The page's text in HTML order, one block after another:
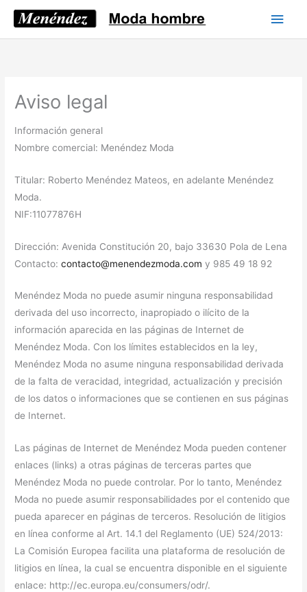
contenido
Aviso legal
Información general
Nombre comercial: Menéndez Moda
Titular: Roberto Menéndez Mateos, en adelante Menéndez
Moda.
NIF:11077876H
Dirección: Avenida Constitución 20, bajo 33630 Pola de Lena
Contacto:contacto@menendezmoda.com y 985 49 18 92
Menéndez Moda no puede asumir ninguna responsabilidad
derivada del uso incorrecto, inapropiado o ilícito de la
información aparecida en las páginas de Internet de
Menéndez Moda. Con los límites establecidos en la ley,
Menéndez Moda no asume ninguna responsabilidad derivada
de la falta de veracidad, integridad, actualización y precisión
de los datos o informaciones que se contienen en sus páginas
de Internet.
Las páginas de Internet de Menéndez Moda pueden contener
enlaces (links) a otras páginas de terceras partes que
Menéndez Moda no puede controlar. Por lo tanto, Menéndez
Moda no puede asumir responsabilidades por el contenido que
pueda aparecer en páginas de terceros. Resolución de litigios
en línea conforme al Art. 14.1 del Reglamento (UE) 524/2013:
La Comisión Europea facilita una plataforma de resolución de
litigios en línea, la cual se encuentra disponible en el siguiente
enlace: http://ec.europa.eu/consumers/odr/.